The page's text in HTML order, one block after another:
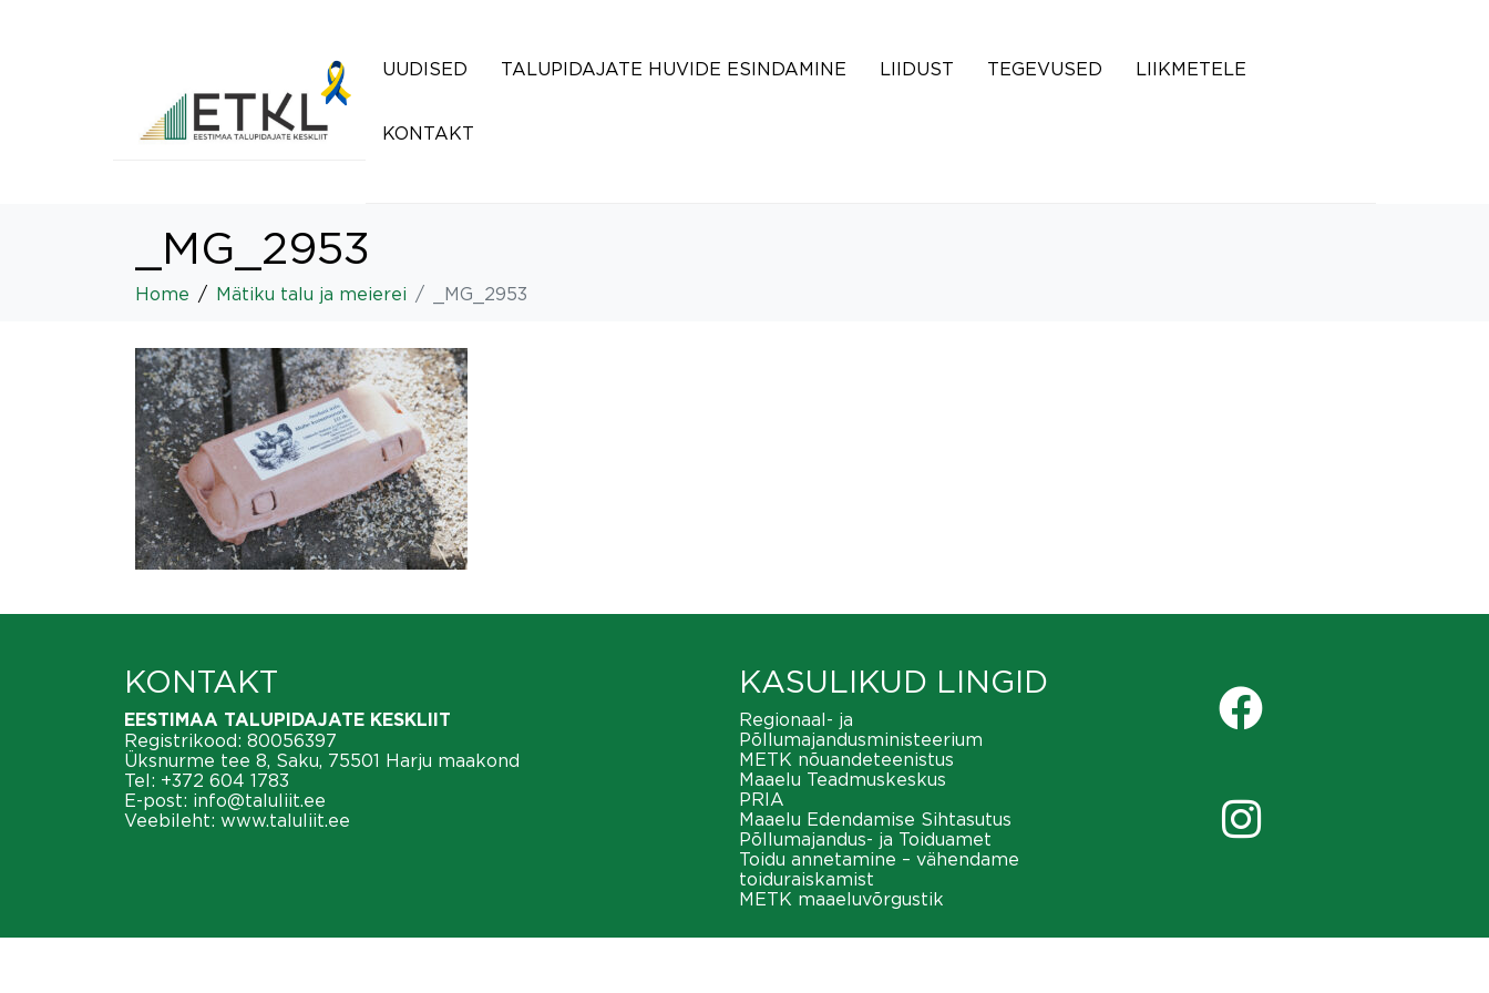
UUDISED TALUPIDAJATE HUVIDE ESINDAMINE LIIDUST TEGEVUSED LIIKMETELE
KONTAKT
_MG_2953
Home Mätiku talu ja meierei _MG_2953
KONTAKT
EESTIMAA TALUPIDAJATE KESKLIIT
Registrikood: 80056397
Üksnurme tee 8, Saku, 75501 Harju maakond
Tel: +372 604 1783
E-post: info@taluliit.ee
Veebileht: www.taluliit.ee
KASULIKUD LINGID
Regionaal- ja
Põllumajandusministeerium
METK nõuandeteenistus
Maaelu Teadmuskeskus
PRIA
Maaelu Edendamise Sihtasutus
Põllumajandus- ja Toiduamet
Toidu annetamine – vähendame
toiduraiskamist
METK maaeluvõrgustik